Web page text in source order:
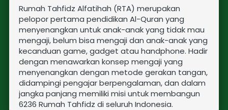
Rumah Tahfidz Alfatihah (RTA) merupakan
pelopor pertama pendidikan Al-Quran yang
menyenangkan untuk anak-anak yang tidak mau
mengaji, belum bisa mengaji dan anak-anak yang
kecanduan game, gadget atau handphone. Hadir
dengan menawarkan konsep mengaji yang
menyenangkan dengan metode gerakan tangan,
didampingi pengajar berpengalaman, dan dalam
jangka panjang memiliki misi untuk membangun
6236 Rumah Tahfidz di seluruh Indonesia.